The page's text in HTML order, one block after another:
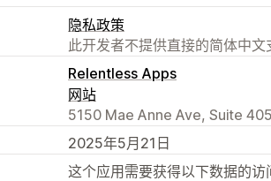
隐私政策
此开发者不提供直接的简体中文
Relentless Apps
网站
5150 Mae Anne Ave, Suite
2025年5月21日
这个应用需要获得以下数据的